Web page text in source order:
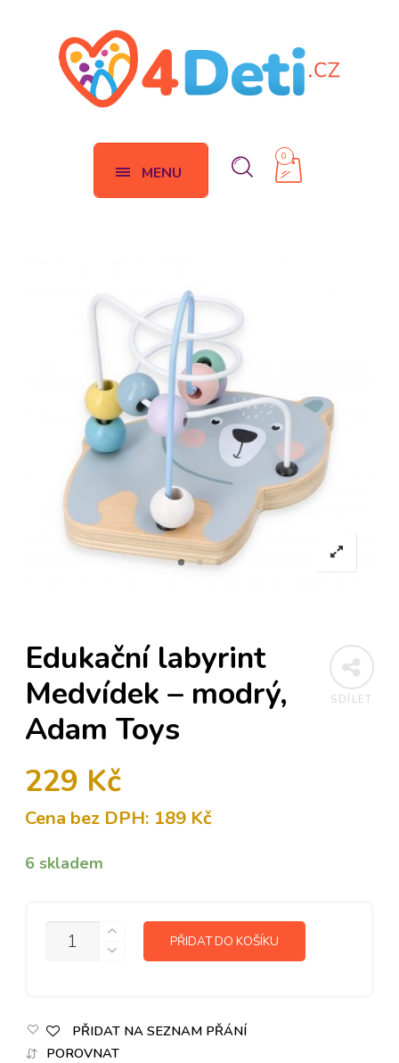
MENU
0
SDÍLET
Edukační labyrint
Medvídek – modrý,
Adam Toys
229 Kč
Cena bez DPH: 189 Kč
6 skladem
MNOŽSTVÍ PŘIDAT DO KOŠÍKU
PŘIDAT NA SEZNAM PŘÁNÍ
POROVNAT